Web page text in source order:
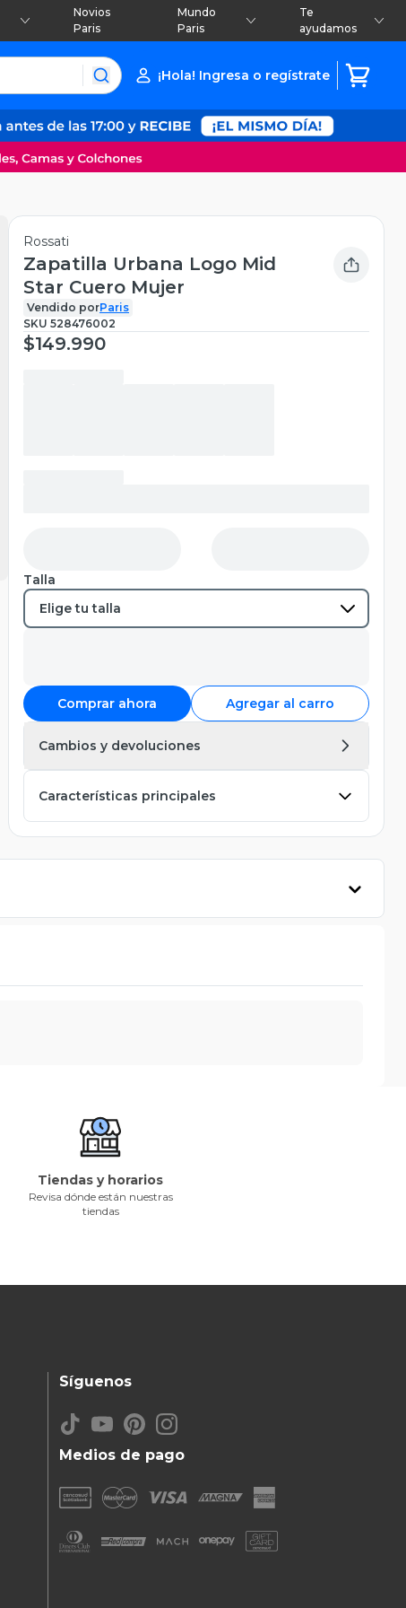
Novios
Paris
Mundo
Paris
Te
ayudamos
¡Hola! Ingresa o regístrate
Rossati
Zapatilla Urbana Logo Mid
Star Cuero Mujer
Vendido porParis
SKU 528476002
$149.990
Talla
Comprar ahora Agregar al carro
Cambios y devoluciones
Características principales
Tiendas y horarios
Revisa dónde están nuestras
tiendas
Medios de pago
Síguenos